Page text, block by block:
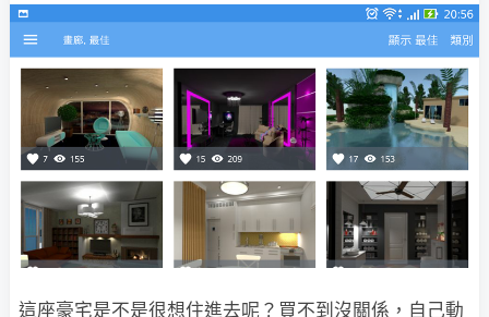
這座豪宅是不是很想住進去呢？買不到沒關係，自己動